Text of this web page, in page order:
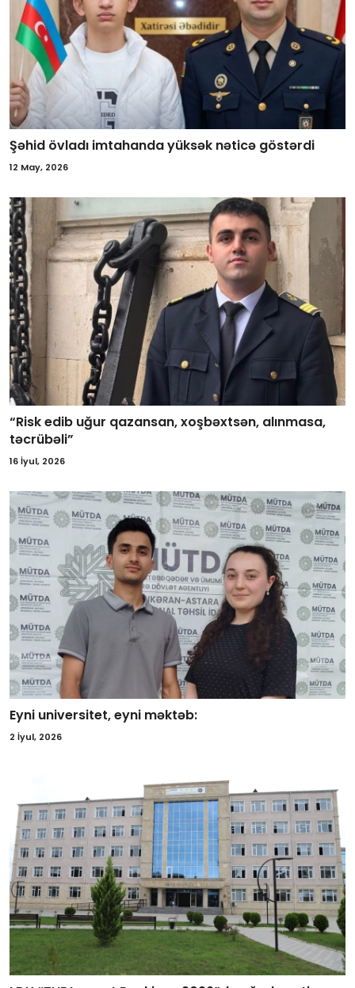
Şəhid övladı imtahanda yüksək nəticə göstərdi
12 May, 2026
“Risk edib uğur qazansan, xoşbəxtsən, alınmasa,
təcrübəli”
16 İyul, 2026
Eyni universitet, eyni məktəb:
2 İyul, 2026